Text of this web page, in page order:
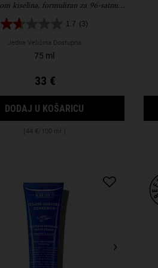
kiselina, formuliran za 96-satnu
i smanjenje osjećaja nelagode
uzrokovane trenjem.
1.7 (3)
Jedna Veličina Dostupna
75 ml
33 €
DODAJ U KOŠARICU OVER & UNDER
(44 €/100 ml.)